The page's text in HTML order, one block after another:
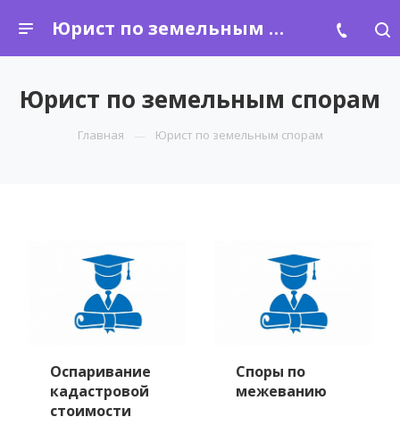
Юрист по земельным спорам
Юрист по земельным спорам
Главная Юрист по земельным спорам
Оспаривание
кадастровой
стоимости
Споры по
межеванию